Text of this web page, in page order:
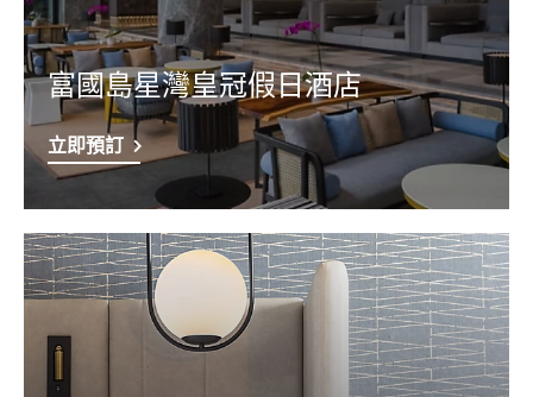
富國島星灣皇冠假日酒店
立即預訂